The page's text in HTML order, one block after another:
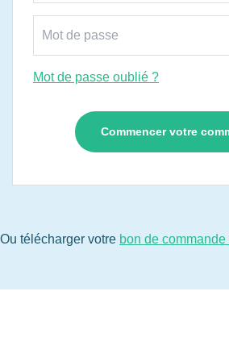
Mot de passe oublié ?
Ou télécharger votre bon de